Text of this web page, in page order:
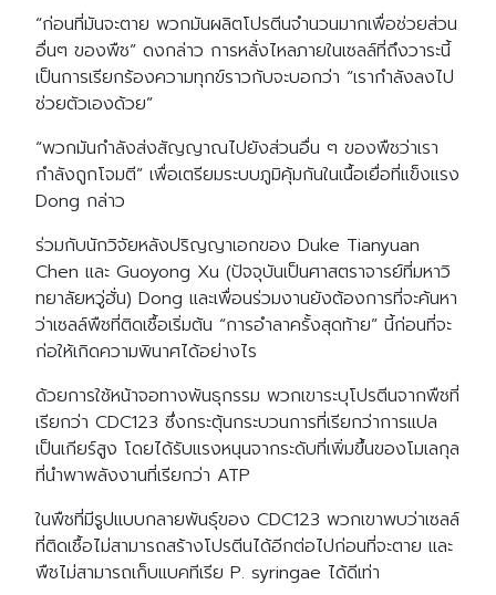
“ก่อนที่มันจะตาย พวกมันผลิตโปรตีนจำนวนมากเพื่อช่วยส่วน
อื่นๆ ของพืช” ดงกล่าว การหลั่งไหลภายในเซลล์ที่ถึงวาระนี้
เป็นการเรียกร้องความทุกข์ราวกับจะบอกว่า “เรากำลังลงไป
ช่วยตัวเองด้วย”
“พวกมันกำลังส่งสัญญาณไปยังส่วนอื่น ๆ ของพืชว่าเรา
กำลังถูกโจมตี” เพื่อเตรียมระบบภูมิคุ้มกันในเนื้อเยื่อที่แข็งแรง
Dong กล่าว
ร่วมกับนักวิจัยหลังปริญญาเอกของ Duke Tianyuan
Chen และ Guoyong Xu (ปัจจุบันเป็นศาสตราจารย์ที่มหาวิ
ทยาลัยหวู่ฮั่น) Dong และเพื่อนร่วมงานยังต้องการที่จะค้นหา
ว่าเซลล์พืชที่ติดเชื้อเริ่มต้น “การอำลาครั้งสุดท้าย” นี้ก่อนที่จะ
ก่อให้เกิดความพินาศได้อย่างไร
ด้วยการใช้หน้าจอทางพันธุกรรม พวกเขาระบุโปรตีนจากพืชที่
เรียกว่า CDC123 ซึ่งกระตุ้นกระบวนการที่เรียกว่าการแปล
เป็นเกียร์สูง โดยได้รับแรงหนุนจากระดับที่เพิ่มขึ้นของโมเลกุล
ที่นำพาพลังงานที่เรียกว่า ATP
ในพืชที่มีรูปแบบกลายพันธุ์ของ CDC123 พวกเขาพบว่าเซลล์
ที่ติดเชื้อไม่สามารถสร้างโปรตีนได้อีกต่อไปก่อนที่จะตาย และ
พืชไม่สามารถเก็บแบคทีเรีย P. syringae ได้ดีเท่า